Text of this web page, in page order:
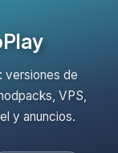
versiones de
VPS,
y anuncios.